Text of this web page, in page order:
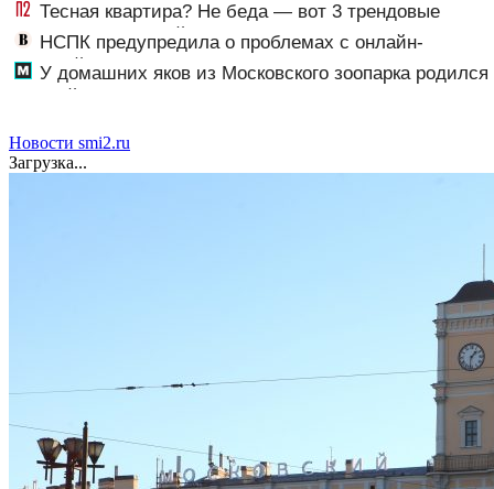
Тесная квартира? Не беда — вот 3 трендовые
замены гладильной доски, и вещи как из магазина
НСПК предупредила о проблемах с онлайн-
оплатой картами Visa и Mastercard
У домашних яков из Московского зоопарка родился
первый детеныш
Новости smi2.ru
Загрузка...